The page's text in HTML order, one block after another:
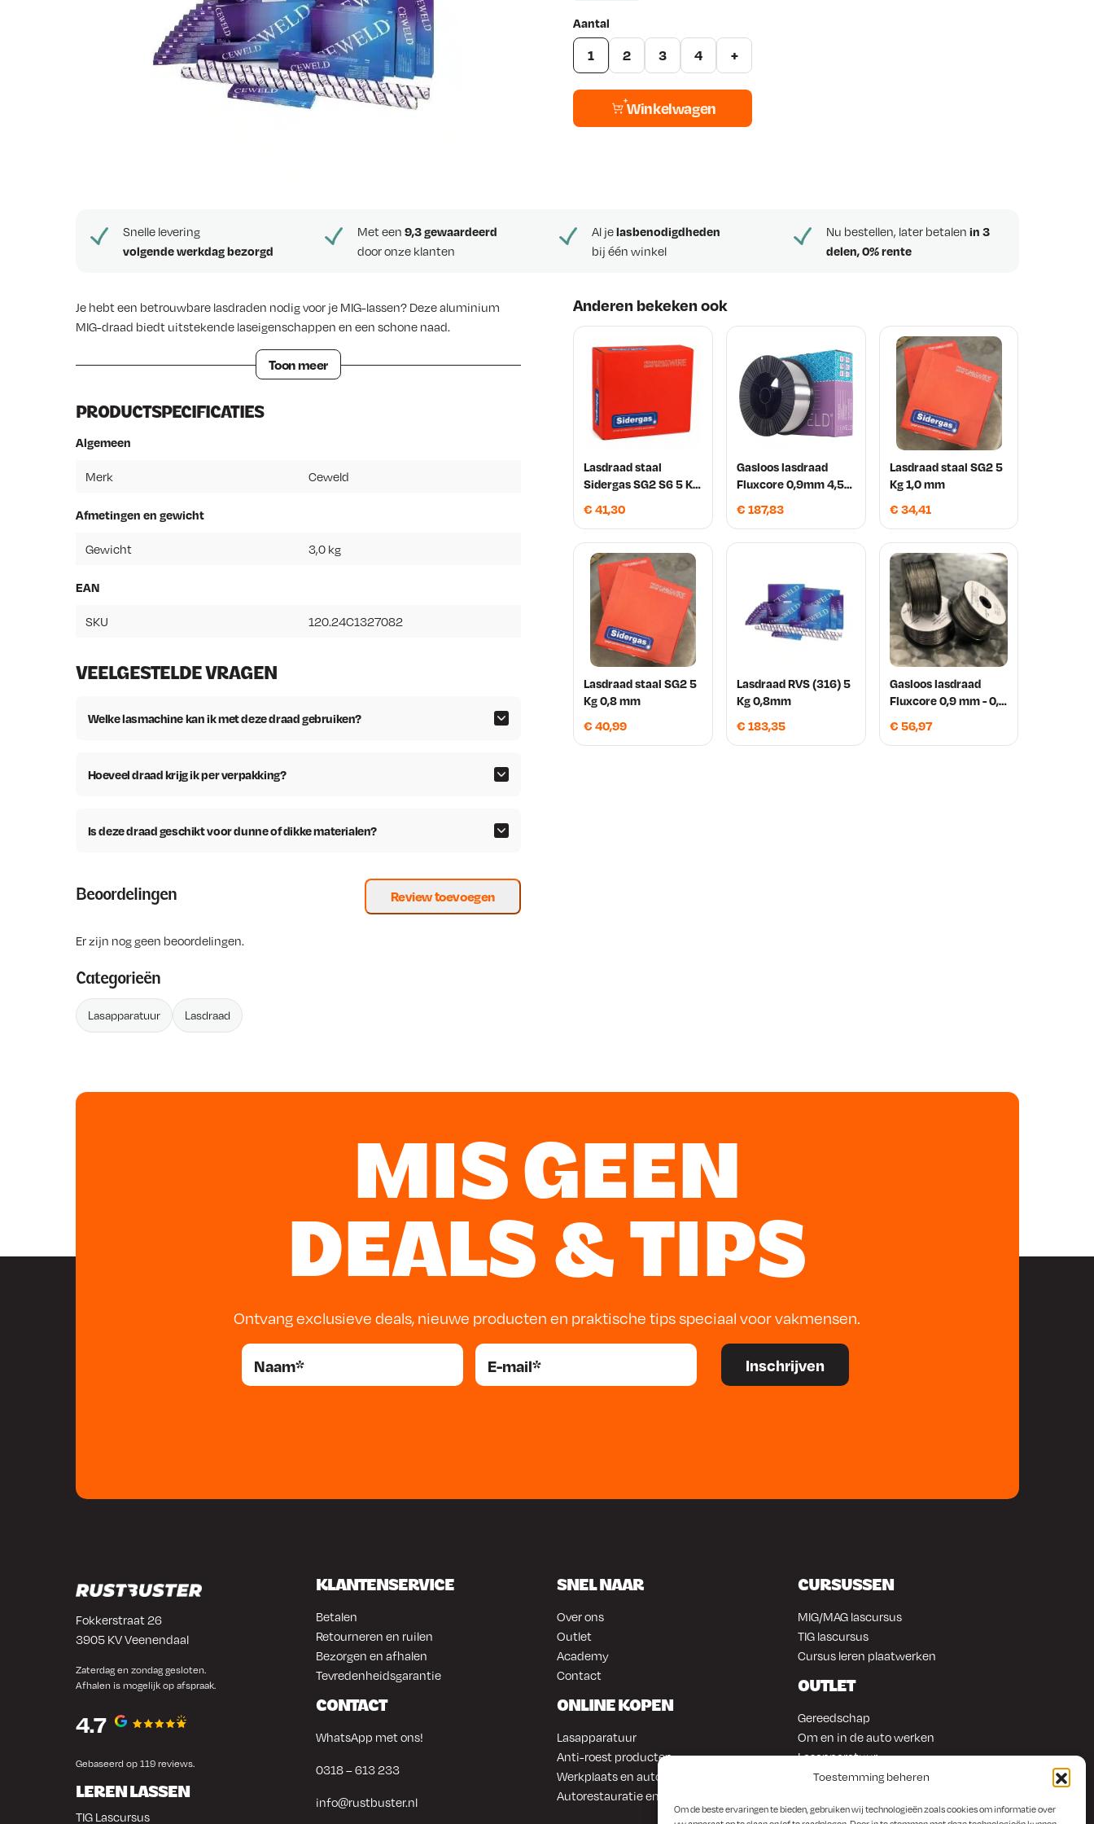
Toestemming beheren
Om de beste ervaringen te bieden, gebruiken wij technologieën zoals cookies om informatie over
Aantal
1 2 3 4 +
Winkelwagen
Snelle levering
volgende werkdag bezorgd
Met een 9,3 gewaardeerd
door onze klanten
Al jelasbenodigdheden
bij één winkel
Nu bestellen, later betalenin 3
delen, 0% rente
Je hebt een betrouwbare lasdraden nodig voor je MIG-lassen? Deze aluminium
MIG-draad biedt uitstekende laseigenschappen en een schone naad.
Lasdraad AlMG 5 0,8mm mig draad D200 2 Kg
Toon meer
PRODUCTSPECIFICATIES
Algemeen
Merk Ceweld
Afmetingen en gewicht
Gewicht 3,0 kg
EAN
SKU 120.24C1327082
VEELGESTELDE VRAGEN
Welke lasmachine kan ik met deze draad gebruiken?
Hoeveel draad krijg ik per verpakking?
Is deze draad geschikt voor dunne of dikke materialen?
Beoordelingen Review toevoegen
Er zijn nog geen beoordelingen.
Categorieën
Lasapparatuur Lasdraad
Anderen bekeken ook
Lasdraad staal
Sidergas SG2 S6 5 Kg
€ 41,30
Gasloos lasdraad
Fluxcore 0,9mm 4,5
€ 187,83
Lasdraad staal SG2 5
Kg 1,0 mm
€ 34,41
Lasdraad staal SG2 5
Kg 0,8 mm
€ 40,99
Lasdraad RVS (316) 5
Kg 0,8mm
€ 183,35
Gasloos lasdraad
Fluxcore 0,9 mm - 0,9
€ 56,97
MIS GEEN
DEALS & TIPS
Ontvang exclusieve deals, nieuwe producten en praktische tips speciaal voor vakmensen.
Fokkerstraat 26
3905 KV Veenendaal
Zaterdag en zondag gesloten.
Afhalen is mogelijk op afspraak.
4.7
Gebaseerd op 119 reviews.
LEREN LASSEN
TIG Lascursus
KLANTENSERVICE
Betalen
Retourneren en ruilen
Bezorgen en afhalen
Tevredenheidsgarantie
CONTACT
WhatsApp met ons!
0318 – 613 233
info@rustbuster.nl
SNEL NAAR
Over ons
Outlet
Academy
Contact
ONLINE KOPEN
Lasapparatuur
Anti-roest producten
Werkplaats en automotive
Autorestauratie en plaatwerk
CURSUSSEN
MIG/MAG lascursus
TIG lascursus
Cursus leren plaatwerken
OUTLET
Gereedschap
Om en in de auto werken
Lasapparatuur
Overige producten